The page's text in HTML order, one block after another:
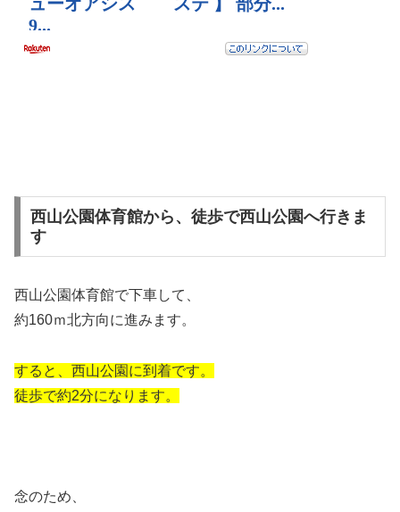
西山公園体育館から、徒歩で西山公園へ行きま
す
西山公園体育館で下車して、
約160ｍ北方向に進みます。
すると、西山公園に到着です。
徒歩で約2分になります。
念のため、